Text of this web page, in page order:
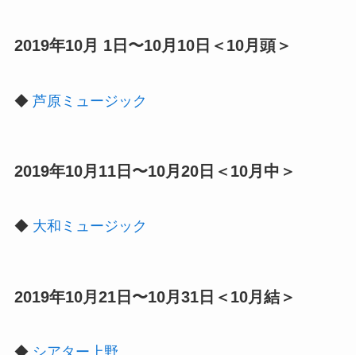
2019年10月 1日〜10月10日＜10月頭＞
◆ 芦原ミュージック
2019年10月11日〜10月20日＜10月中＞
◆ 大和ミュージック
2019年10月21日〜10月31日＜10月結＞
◆ シアター上野